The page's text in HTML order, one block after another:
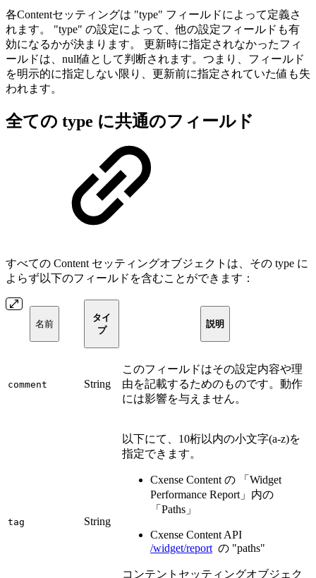
各Contentセッティングは "type" フィールドによって定義さ
れます。 "type" の設定によって、他の設定フィールドも有
効になるかが決まります。 更新時に指定されなかったフィ
ールドは、null値として判断されます。つまり、フィールド
を明示的に指定しない限り、更新前に指定されていた値も失
われます。
全ての type に共通のフィールド
すべての Content セッティングオブジェクトは、その type に
よらず以下のフィールドを含むことができます：
名前
タイ
プ
説明
comment String
このフィールドはその設定内容や理
由を記載するためのものです。動作
には影響を与えません。
tag String
以下にて、10桁以内の小文字(a-z)を
指定できます。
Cxense Content の 「Widget
Performance Report」内の
「Paths」
Cxense Content API
/widget/report の "paths"
コンテントセッティングオブジェク